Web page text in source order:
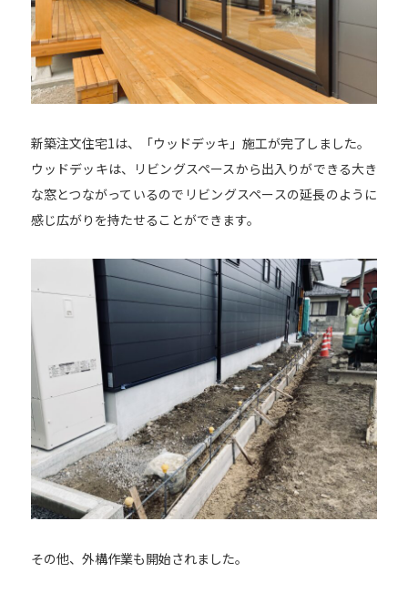
新築注文住宅1は、「ウッドデッキ」施工が完了しました。
ウッドデッキは、リビングスペースから出入りができる大き
な窓とつながっているのでリビングスペースの延長のように
感じ広がりを持たせることができます。
その他、外構作業も開始されました。